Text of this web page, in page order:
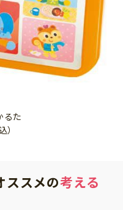
るた
）
ススメの考える